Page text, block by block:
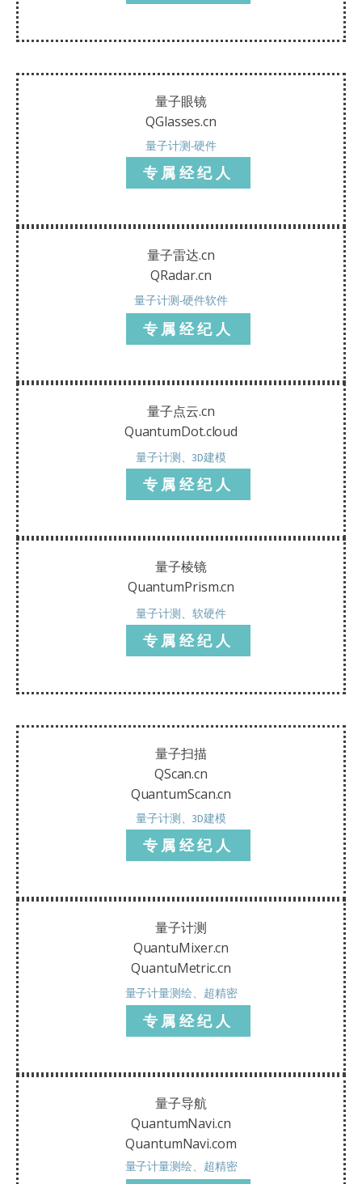
量子眼镜
QGlasses.cn
量子计测-硬件
专属经纪人
量子雷达.cn
QRadar.cn
量子计测-硬件软件
专属经纪人
量子点云.cn
QuantumDot.cloud
量子计测、3D建模
专属经纪人
量子棱镜
QuantumPrism.cn
量子计测、软硬件
专属经纪人
量子扫描
QScan.cn
QuantumScan.cn
量子计测、3D建模
专属经纪人
量子计测
QuantuMixer.cn
QuantuMetric.cn
量子计量测绘、超精密
专属经纪人
量子导航
QuantumNavi.cn
QuantumNavi.com
量子计量测绘、超精密